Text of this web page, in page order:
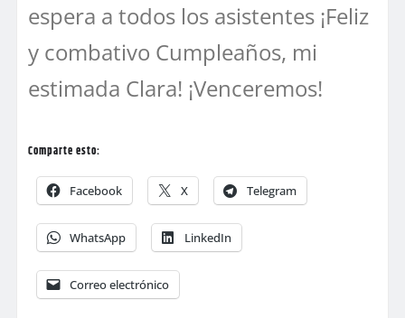
espera a todos los asistentes ¡Feliz
y combativo Cumpleaños, mi
estimada Clara! ¡Venceremos!
Comparte esto:
Facebook X Telegram
WhatsApp LinkedIn
Correo electrónico